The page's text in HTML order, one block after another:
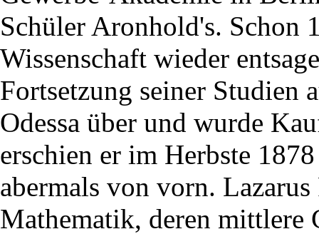
Schüler Aronhold's. Schon
Wissenschaft wieder
Fortsetzung seiner Studien
Odessa über und wurde
erschien er im Herbste
abermals von vorn.
Mathematik, deren mittlere